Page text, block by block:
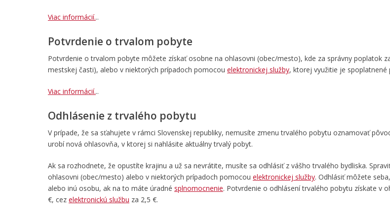
Viac informácií...
Potvrdenie o trvalom pobyte
Potvrdenie o trvalom pobyte môžete získať osobne na ohlasovni (obec/mesto), kde za správny poplatok
mestskej časti), alebo v niektorých prípadoch pomocou elektronickej služby, ktorej využitie je
Viac informácií...
Odhlásenie z trvalého pobytu
V prípade, že sa sťahujete v rámci Slovenskej republiky, nemusíte zmenu trvalého pobytu oznamovať
urobí nová ohlasovňa, v ktorej si nahlásite aktuálny trvalý pobyt.
Ak sa rozhodnete, že opustíte krajinu a už sa nevrátite, musíte sa odhlásiť z vášho trvalého bydliska.
ohlasovni (obec/mesto) alebo v niektorých prípadoch pomocou elektronickej služby. Odhlásiť môžete
alebo inú osobu, ak na to máte úradné splnomocnenie. Potvrdenie o odhlásení trvalého pobytu získate v
€, cez elektronickú službu za 2,5 €.